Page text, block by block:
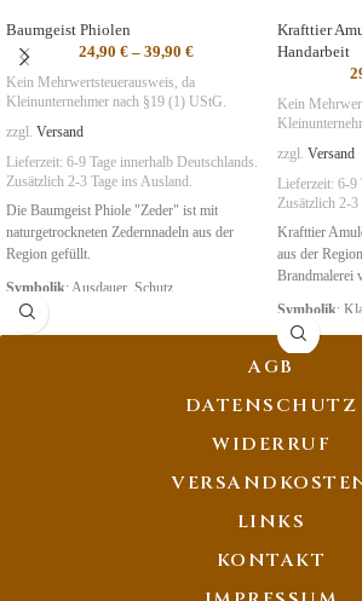
Baumgeist Phiolen
24,90 €– 39,90 €
Kein Mehrwertsteuerausweis, da
Kleinunternehmer nach §19 (1) UStG.
zzgl. Versand
Lieferzeit: 6-9 Tage innerhalb Deutschlands.
Zusätzlich 2-3 Tage ins Ausland.
Die Baumgeist Phiole "Zeder" ist mit
naturgetrockneten Zedernnadeln aus der
Region gefüllt.
Symbolik: Ausdauer, Schutz
Krafttier
Handarbeit
Kein
zzgl. Versand
Lieferzeit: 6-9
Zusätzlich 2-3
Krafttier
aus der
Brandmalerei
Symbolik:
AGB
DATENSCHUTZ
WIDERRUF
LINKS
KONTAKT